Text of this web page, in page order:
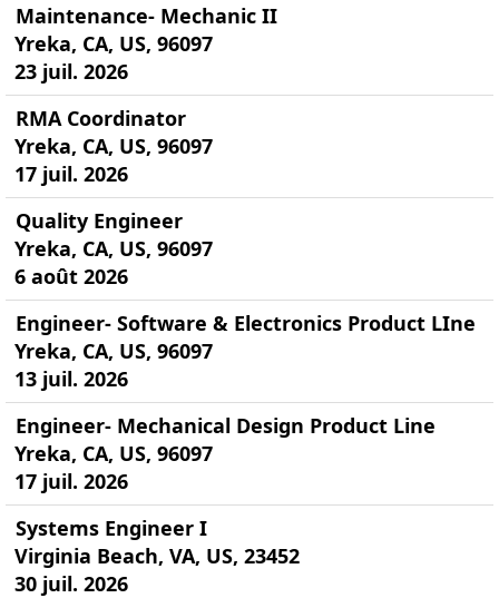
Maintenance- Mechanic II
Yreka, CA, US, 96097
23 juil. 2026
RMA Coordinator
Yreka, CA, US, 96097
17 juil. 2026
Quality Engineer
Yreka, CA, US, 96097
6 août 2026
Engineer- Software & Electronics Product LIne
Yreka, CA, US, 96097
13 juil. 2026
Engineer- Mechanical Design Product Line
Yreka, CA, US, 96097
17 juil. 2026
Systems Engineer I
Virginia Beach, VA, US, 23452
30 juil. 2026